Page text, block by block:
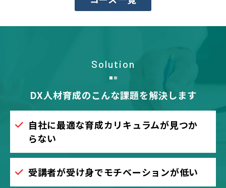
Solution
DX人材育成のこんな課題を解決します
自社に最適な育成カリキュラムが見つか
らない
受講者が受け身でモチベーションが低い